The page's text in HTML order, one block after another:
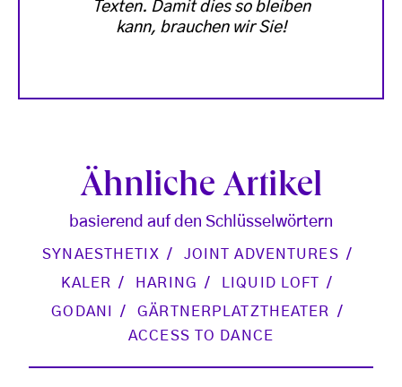
Texten. Damit dies so bleiben
kann, brauchen wir Sie!
Ähnliche Artikel
basierend auf den Schlüsselwörtern
SYNAESTHETIX
JOINT ADVENTURES
KALER
HARING
LIQUID LOFT
GODANI
GÄRTNERPLATZTHEATER
ACCESS TO DANCE